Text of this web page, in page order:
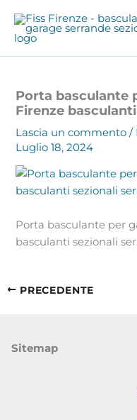
contenuto
Porta basculante
Firenze
Lascia un commento /
Luglio 18, 2024
Porta basculante per
basculanti sezionali
PRECEDENTE
Sitemap